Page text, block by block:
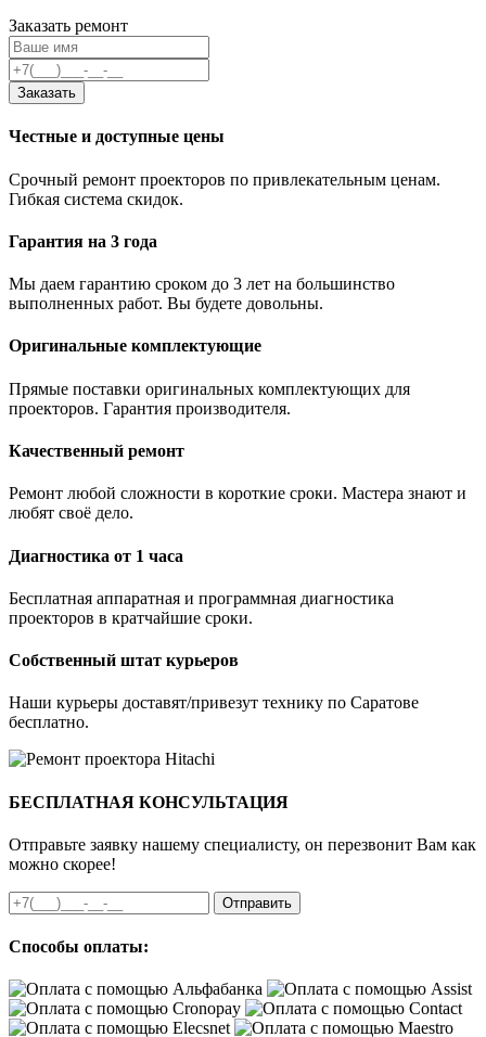
Заказать ремонт
Заказать
Честные и доступные цены
Срочный ремонт проекторов по привлекательным ценам.
Гибкая система скидок.
Гарантия на 3 года
Мы даем гарантию сроком до 3 лет на большинство
выполненных работ. Вы будете довольны.
Оригинальные комплектующие
Прямые поставки оригинальных комплектующих для
проекторов. Гарантия производителя.
Качественный ремонт
Ремонт любой сложности в короткие сроки. Мастера знают и
любят своё дело.
Диагностика от 1 часа
Бесплатная аппаратная и программная диагностика
проекторов в кратчайшие сроки.
Собственный штат курьеров
Наши курьеры доставят/привезут технику по Саратове
бесплатно.
БЕСПЛАТНАЯ КОНСУЛЬТАЦИЯ
Отправьте заявку нашему специалисту, он перезвонит Вам как
можно скорее!
Отправить
Способы оплаты: